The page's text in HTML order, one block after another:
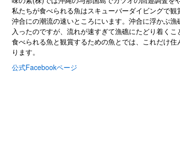
私たちが食べられる魚はスキューバーダイビングで
沖合にの潮流の速いところにいます。沖合に浮かぶ
入ったのですが、流れが速すぎて漁礁にたどり着くこ
食べられる魚と観賞するための魚とでは、これだけ
ります。
公式Facebookページ